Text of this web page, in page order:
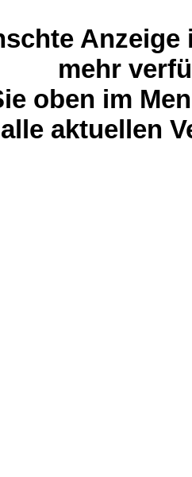
mehr
oben im
aktuellen